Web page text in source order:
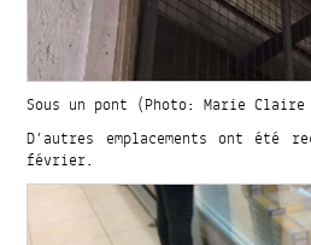
Sous un pont (Photo: Marie Claire
D’autres emplacements ont été
février.